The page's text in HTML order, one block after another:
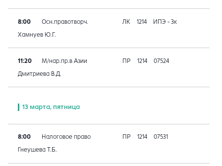
8:00 Осн.правотворч. ЛК 1214 ИПЭ - 3к
Хамнуев Ю.Г.
11:20 М/нар.пр.в Азии ПР 1214 07524
Дмитриева В.Д.
13 марта, пятница
8:00 Налоговое право ПР 1214 07531
Гнеушева Т.Б.